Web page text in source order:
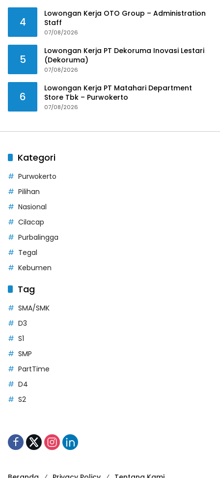
4
Lowongan Kerja OTO Group – Administration
Staff
07/08/2026
5
Lowongan Kerja PT Dekoruma Inovasi Lestari
(Dekoruma)
07/08/2026
6
Lowongan Kerja PT Matahari Department
Store Tbk – Purwokerto
07/08/2026
Kategori
Purwokerto
Pilihan
Nasional
Cilacap
Purbalingga
Tegal
Kebumen
Tag
SMA/SMK
D3
S1
SMP
PartTime
D4
S2